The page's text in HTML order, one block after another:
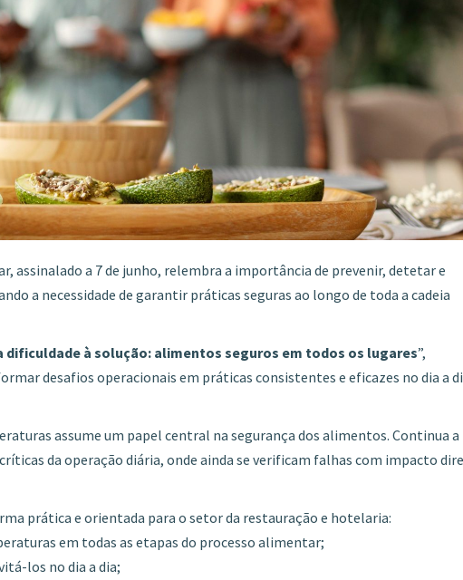
assinalado a 7 de junho, relembra a importância de prevenir, detetar e
a necessidade de garantir práticas seguras ao longo de toda a cadeia
dificuldade à solução: alimentos seguros em todos os lugares”,
desafios operacionais em práticas consistentes e eficazes no dia a
assume um papel central na segurança dos alimentos. Continua a
da operação diária, onde ainda se verificam falhas com impacto
prática e orientada para o setor da restauração e hotelaria:
em todas as etapas do processo alimentar;
los no dia a dia;